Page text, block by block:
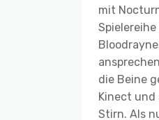
mit
die Beine
Kinect und
Stirn. Als